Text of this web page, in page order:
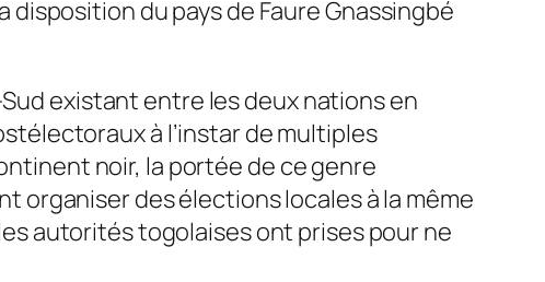
disposition du pays de Faure Gnassingbé
existant entre les deux nations en
à l’instar de multiples
noir, la portée de ce genre
organiser des élections locales à la même
autorités togolaises ont prises pour ne